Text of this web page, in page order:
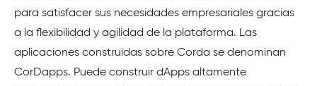
para satisfacer sus necesidades empresariales gracias
a la flexibilidad y agilidad de la plataforma. Las
aplicaciones construidas sobre Corda se denominan
CorDapps. Puede construir dApps altamente